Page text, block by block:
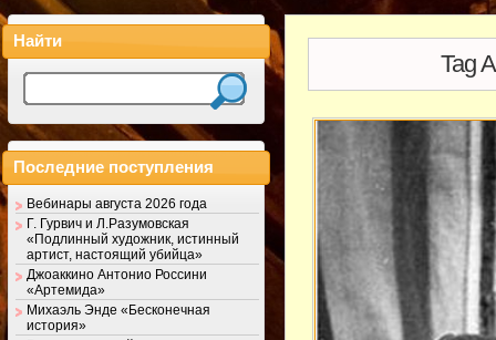
Tag
Найти
Последние поступления
Вебинары августа 2026 года
Г. Гурвич и Л.Разумовская
«Подлинный художник, истинный
артист, настоящий убийца»
Джоаккино Антонио Россини
«Артемида»
Михаэль Энде «Бесконечная
история»